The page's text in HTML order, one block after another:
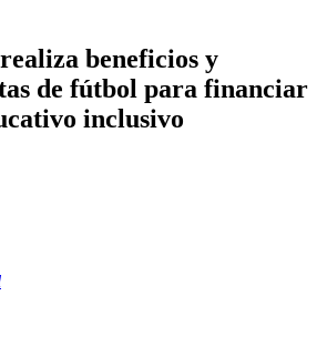
beneficios y
de fútbol para financiar
inclusivo